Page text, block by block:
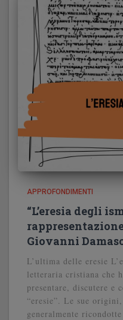
APPROFONDIMENTI
“L’eresia degli
Giovanni
L’ultima delle eresie
letteraria cristiana che
presentare, discutere e
“eresie”. Le sue
generalmente